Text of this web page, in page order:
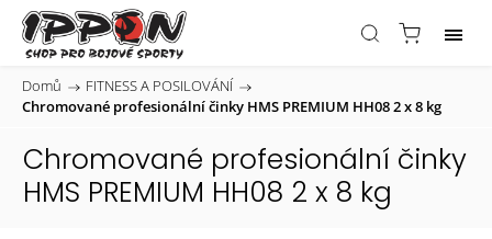
Domů / FITNESS A POSILOVÁNÍ /
Chromované profesionální činky HMS PREMIUM HH08 2 x 8 kg
Chromované profesionální činky
HMS PREMIUM HH08 2 x 8 kg